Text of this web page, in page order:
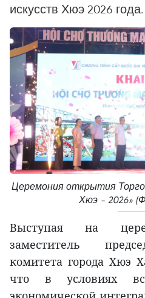
искусств Хюэ 2026 года.
Церемония открытия
Хюэ – 2026»
Выступая на
заместитель
комитета города Хюэ
что в условиях